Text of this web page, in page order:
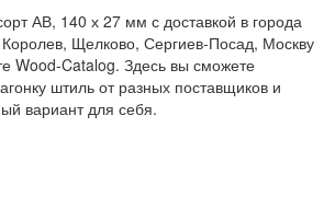
АВ, 140 х 27 мм с доставкой в города
Щелково, Сергиев-Посад, Москву
Wood-Catalog. Здесь вы сможете
штиль от разных поставщиков и
вариант для себя.